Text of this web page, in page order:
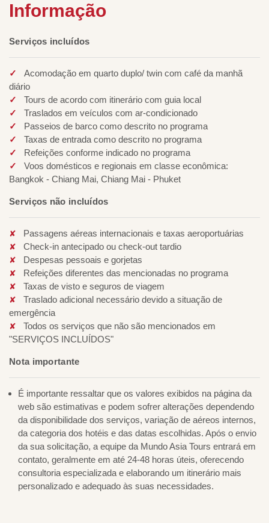
Informação
Serviços incluídos
Acomodação em quarto duplo/ twin com café da manhã
diário
Tours de acordo com itinerário com guia local
Traslados em veículos com ar-condicionado
Passeios de barco como descrito no programa
Taxas de entrada como descrito no programa
Refeições conforme indicado no programa
Voos domésticos e regionais em classe econômica:
Bangkok - Chiang Mai, Chiang Mai - Phuket
Serviços não incluídos
Passagens aéreas internacionais e taxas aeroportuárias
Check-in antecipado ou check-out tardio
Despesas pessoais e gorjetas
Refeições diferentes das mencionadas no programa
Taxas de visto e seguros de viagem
Traslado adicional necessário devido a situação de
emergência
Todos os serviços que não são mencionados em
"SERVIÇOS INCLUÍDOS"
Nota importante
É importante ressaltar que os valores exibidos na página da
web são estimativas e podem sofrer alterações dependendo
da disponibilidade dos serviços, variação de aéreos internos,
da categoria dos hotéis e das datas escolhidas. Após o envio
da sua solicitação, a equipe da Mundo Asia Tours entrará em
contato, geralmente em até 24-48 horas úteis, oferecendo
consultoria especializada e elaborando um itinerário mais
personalizado e adequado às suas necessidades.